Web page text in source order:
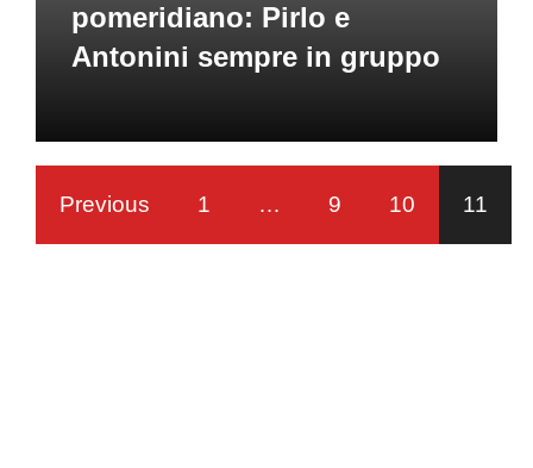
pomeridiano: Pirlo e
Antonini sempre in gruppo
Previous 1 … 9 10 11